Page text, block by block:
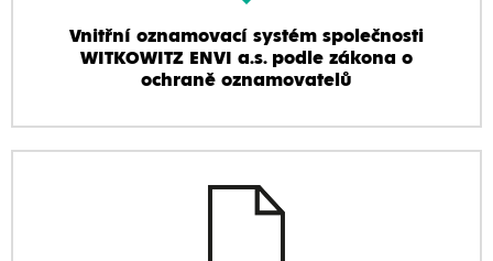
Vnitřní oznamovací systém společnosti
WITKOWITZ ENVI a.s. podle zákona o
ochraně oznamovatelů